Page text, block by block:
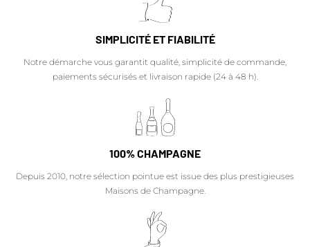
SIMPLICITÉ ET FIABILITÉ
Notre démarche vous garantit qualité, simplicité de commande,
paiements sécurisés et livraison rapide (24 à 48 h).
100% CHAMPAGNE
Depuis 2010, notre sélection pointue est issue des plus prestigieuses
Maisons de Champagne.